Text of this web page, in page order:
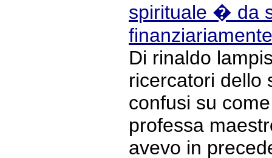
spirituale � da
Di rinaldo
ricercatori dello
confusi su
professa
avevo in